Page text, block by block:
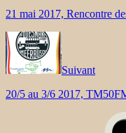
21 mai 2017, Rencontre
Suivant
20/5 au 3/6 2017,